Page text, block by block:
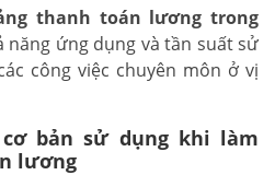
thanh toán lương trong
năng ứng dụng và tần suất sử
công việc chuyên môn ở vị
cơ bản sử dụng khi làm
lương